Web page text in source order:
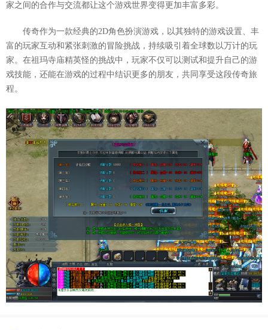
家之间的合作与交流都让这个游戏世界变得更加丰富多彩。
传奇作为一款经典的2D角色扮演游戏，以其独特的游戏设置、丰
富的玩家互动和紧张刺激的冒险挑战，持续吸引着全球数以万计的玩
家。在祖玛寺庙精英怪的挑战中，玩家不仅可以测试和提升自己的游
戏技能，还能在游戏的过程中结识更多的朋友，共同享受这段传奇旅
程。